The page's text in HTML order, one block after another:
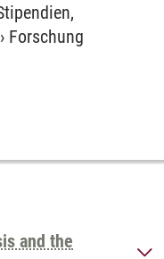
› Forschung
and the